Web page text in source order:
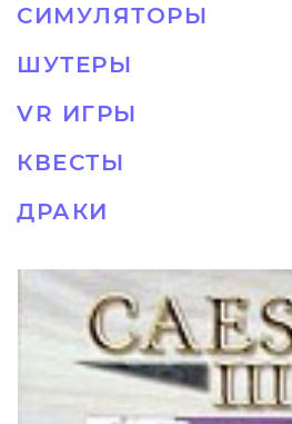
СИМУЛЯТОРЫ
ШУТЕРЫ
VR ИГРЫ
КВЕСТЫ
ДРАКИ